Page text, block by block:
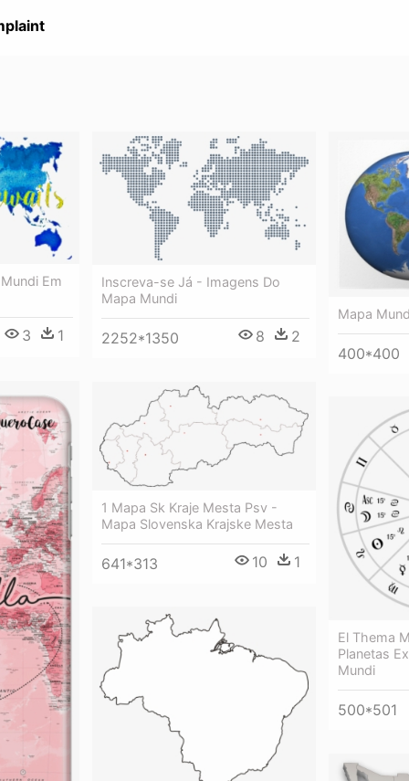
Em
3 1
Inscreva-se Já - Imagens Do
Mapa Mundi
2252*1350 8 2
Mapa
400*400
1 Mapa Sk Kraje Mesta Psv -
Mapa Slovenska Krajske Mesta
641*313 10 1
El Thema
Planetas
Mundi
500*501